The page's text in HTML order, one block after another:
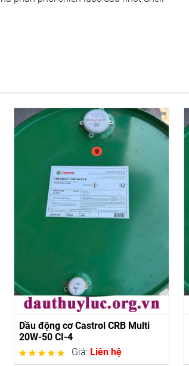
Dầu động cơ Castrol CRB Multi
20W-50 CI-4
Giá: Liên hệ